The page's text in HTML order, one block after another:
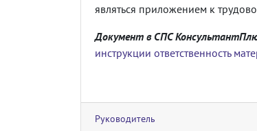
являться приложением к
Документ в СПС
инструкции ответственность
Руководитель